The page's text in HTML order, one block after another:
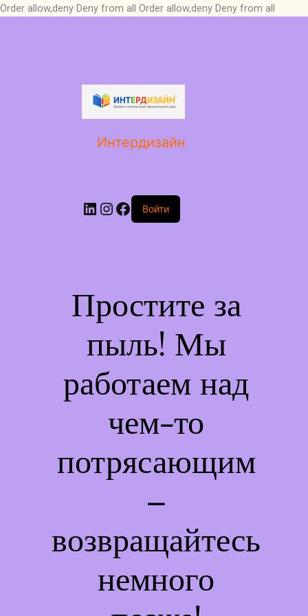
Order allow,deny Deny from all Order allow,deny Deny from all
Интердизайн
LinkedIn
Instagram
Facebook
Войти
Простите за
пыль! Мы
работаем над
чем-то
потрясающим
–
возвращайтесь
немного